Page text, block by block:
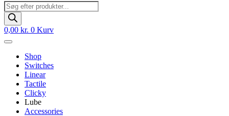
Products
search
0,00 kr. 0 Kurv
Shop
Switches
Linear
Tactile
Clicky
Lube
Accessories